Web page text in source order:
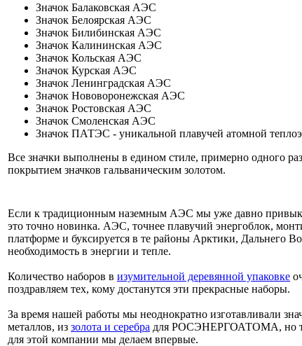
Значок Балаковская АЭС
Значок Белоярская АЭС
Значок Билибинская АЭС
Значок Калининская АЭС
Значок Кольская АЭС
Значок Курская АЭС
Значок Ленинградская АЭС
Значок Нововоронежская АЭС
Значок Ростовская АЭС
Значок Смоленская АЭС
Значок ПАТЭС - уникальной плавучей атомной
Все значки выполнены в едином стиле, примерно одного
покрытием значков гальваническим золотом.
Если к традиционным наземным АЭС мы уже давно
это точно новинка. АЭС, точнее плавучий энергоблок,
платформе и буксируется в те районы Арктики, Дальнего
необходимость в энергии и тепле.
Количество наборов в изумительной деревянной упаковке
поздравляем тех, кому достанутся эти прекрасные наборы.
За время нашей работы мы неоднократно изготавливали
металлов, из золота и серебра для РОСЭНЕРГОАТОМА, но
для этой компании мы делаем впервые.